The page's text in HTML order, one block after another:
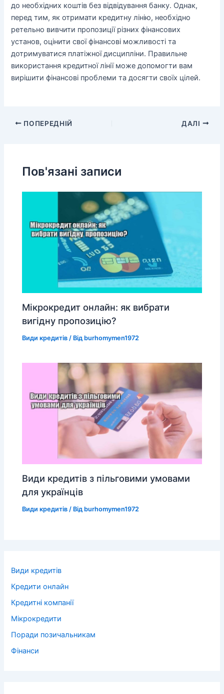
до необхідних коштів без відвідування банку. Однак,
перед тим, як отримати кредитну лінію, необхідно
ретельно вивчити пропозиції різних фінансових
установ, оцінити свої фінансові можливості та
дотримуватися платіжної дисципліни. Правильне
використання кредитної лінії може допомогти вам
вирішити фінансові проблеми та досягти своїх цілей.
ПОПЕРЕДНІЙ ДАЛІ
Пов'язані записи
Мікрокредит онлайн: як вибрати
вигідну пропозицію?
Види кредитів / Від burhomymen1972
Види кредитів з пільговими умовами
для українців
Види кредитів / Від burhomymen1972
Види кредитів
Кредити онлайн
Кредитні компанії
Мікрокредити
Поради позичальникам
Фінанси